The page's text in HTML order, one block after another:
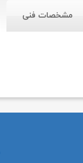
مشخصات فنی